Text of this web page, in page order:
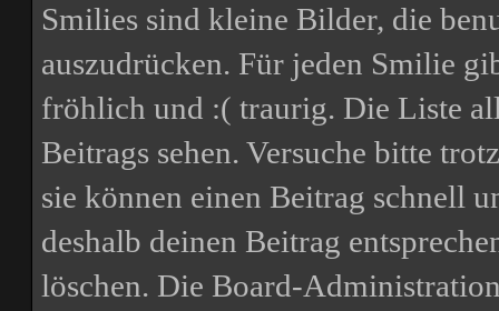
Smilies sind kleine Bilder, die
auszudrücken. Für jeden Smilie
fröhlich und :( traurig. Die Liste
Beitrags sehen. Versuche bitte
sie können einen Beitrag schnell
deshalb deinen Beitrag
löschen. Die Board-